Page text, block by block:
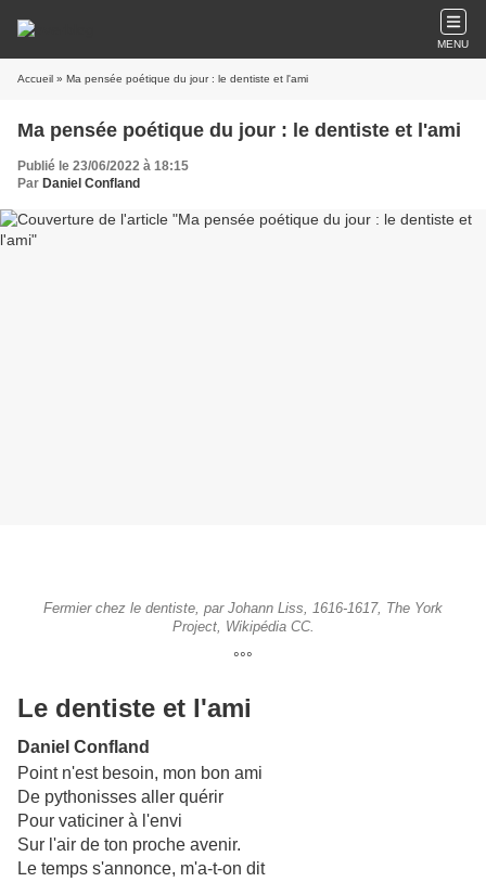
MENU
Accueil » Ma pensée poétique du jour : le dentiste et l'ami
Ma pensée poétique du jour : le dentiste et l'ami
Publié le 23/06/2022 à 18:15
Par Daniel Confland
Fermier chez le dentiste, par Johann Liss, 1616-1617, The York
Project, Wikipédia CC.
°°°
Le dentiste et l'ami
Daniel Confland
Point n'est besoin, mon bon ami
De pythonisses aller quérir
Pour vaticiner à l'envi
Sur l'air de ton proche avenir.
Le temps s'annonce, m'a-t-on dit